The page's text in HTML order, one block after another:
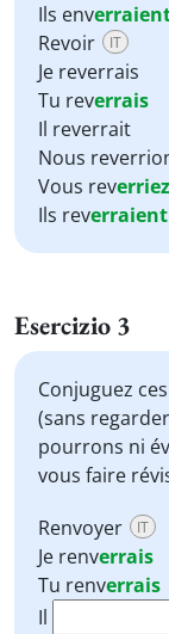
Ils env
Revoir
IT
Je reverrais
Tu reverrais
Il reverrait
Nous
Vous reverriez
Ils reverraient
Esercizio 3
Conjuguez
(sans
pourrons ni
vous faire
Renvoyer IT
Je renverrais
Tu renverrais
Il